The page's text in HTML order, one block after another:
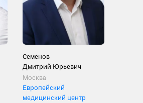
Семенов
Дмитрий Юрьевич
Москва
Европейский
медицинский центр